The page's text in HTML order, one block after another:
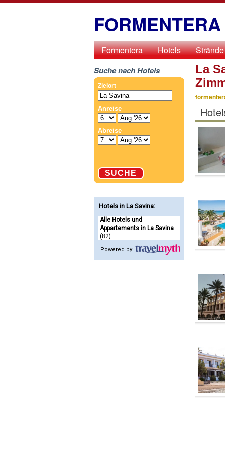
FORMENTERA
Formentera Hotels Strände
Suche nach Hotels
Hotels in La Savina:
Alle Hotels und
Appartements in La Savina
(82)
Powered by:
La